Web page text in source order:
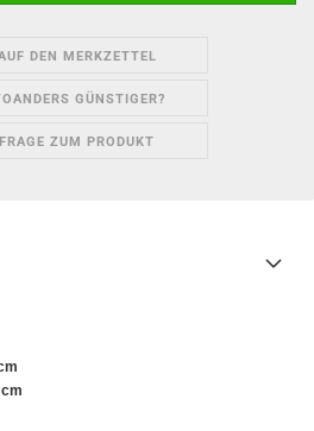
DEN MERKZETTEL
GÜNSTIGER?
FRAGE ZUM PRODUKT